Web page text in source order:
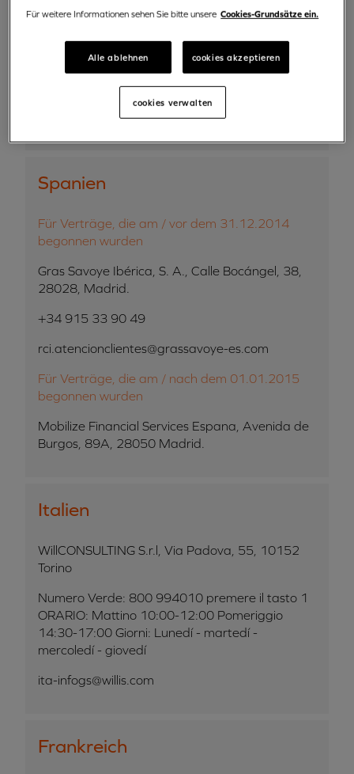
rci@fidessecur.de
Für Verträge, die am 01.01.2014 beginnen
Jagenbergstrasse 1, D-41468, Neuss.
+49 69 7126 5103
Spanien
Für Verträge, die am / vor dem 31.12.2014
begonnen wurden
Gras Savoye Ibérica, S. A., Calle Bocángel, 38,
28028, Madrid.
+34 915 33 90 49
rci.atencionclientes@grassavoye-es.com
Für Verträge, die am / nach dem 01.01.2015
begonnen wurden
Mobilize Financial Services Espana, Avenida de
Burgos, 89A, 28050 Madrid.
Italien
WillCONSULTING S.r.l, Via Padova, 55, 10152
Torino
Numero Verde: 800 994010 premere il tasto 1
ORARIO: Mattino 10:00-12:00 Pomeriggio
14:30-17:00 Giorni: Lunedí - martedí -
mercoledí - giovedí
ita-infogs@willis.com
Frankreich
Für weitere Informationen sehen Sie bitte unsere Cookies-Grundsätze ein.
Alle ablehnen cookies akzeptieren
cookies verwalten